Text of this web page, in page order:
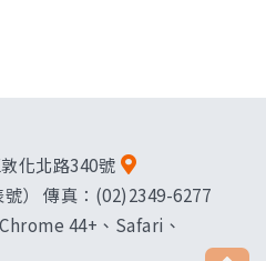
化北路340號
） 傳真：(02)2349-6277
44+、Safari、